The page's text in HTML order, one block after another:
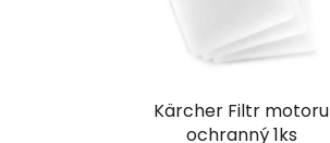
Kärcher Filtr motoru
ochranný 1ks